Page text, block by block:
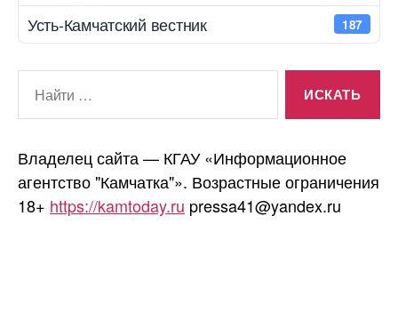
Усть-Камчатский вестник 187
Владелец сайта — КГАУ «Информационное
агентство "Камчатка"». Возрастные ограничения
18+ https://kamtoday.ru pressa41@yandex.ru